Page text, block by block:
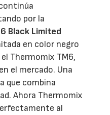
por la
Black Limited
en color negro
Thermomix TM6,
el mercado. Una
que combina
Ahora Thermomix
al